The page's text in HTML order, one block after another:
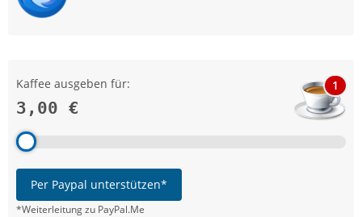
Kaffee ausgeben für:
3,00 €
1
Per Paypal unterstützen*
*Weiterleitung zu PayPal.Me